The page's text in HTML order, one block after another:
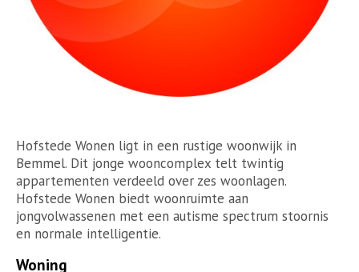
​Hofstede Wonen ligt in een rustige woonwijk in
Bemmel. Dit jonge wooncomplex telt twintig
appartementen verdeeld over zes woonlagen.
Hofstede Wonen biedt woonruimte aan
jongvolwassenen met een autisme spectrum stoornis
en normale intelligentie.
Woning